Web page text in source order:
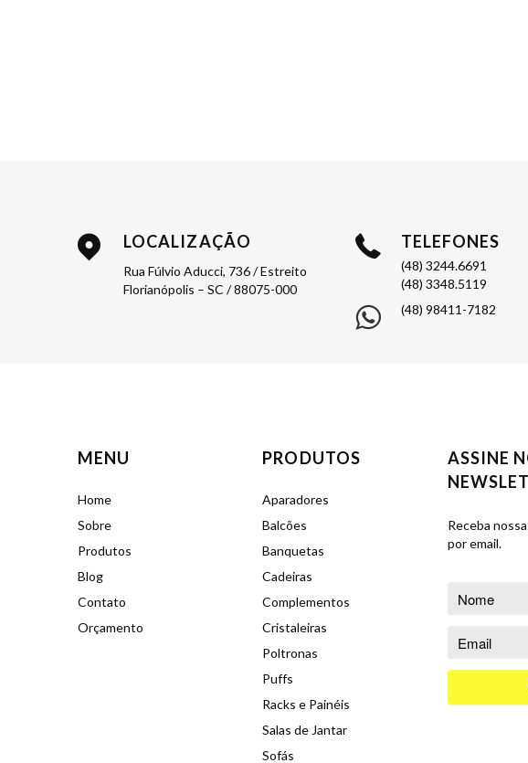
LOCALIZAÇÃO
Rua Fúlvio Aducci, 736 / Estreito
Florianópolis – SC / 88075-000
TELEFONES
(48) 3244.6691
(48) 3348.5119
(48) 98411-7182
MENU
Home
Sobre
Produtos
Blog
Contato
Orçamento
PRODUTOS
Aparadores
Balcões
Banquetas
Cadeiras
Complementos
Cristaleiras
Poltronas
Puffs
Racks e Painéis
Salas de Jantar
Sofás
ASSINE
Receba
por email.